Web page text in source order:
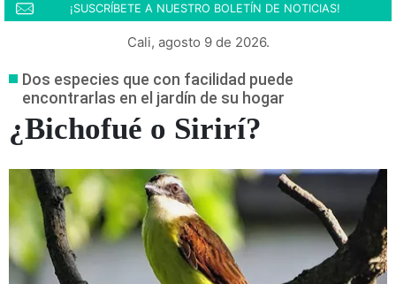
¡SUSCRÍBETE A NUESTRO BOLETÍN DE NOTICIAS!
Cali, agosto 9 de 2026.
Dos especies que con facilidad puede
encontrarlas en el jardín de su hogar
¿Bichofué o Sirirí?